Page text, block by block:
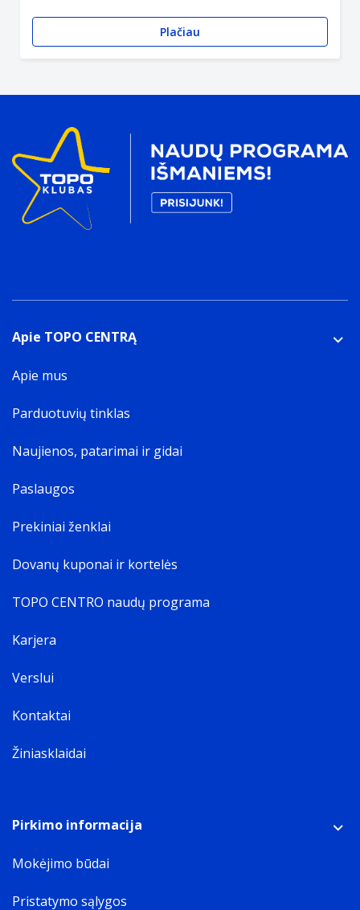
Plačiau
Apie TOPO CENTRĄ
Apie mus
Parduotuvių tinklas
Naujienos, patarimai ir gidai
Paslaugos
Prekiniai ženklai
Dovanų kuponai ir kortelės
TOPO CENTRO naudų programa
Karjera
Verslui
Kontaktai
Žiniasklaidai
Pirkimo informacija
Mokėjimo būdai
Pristatymo sąlygos